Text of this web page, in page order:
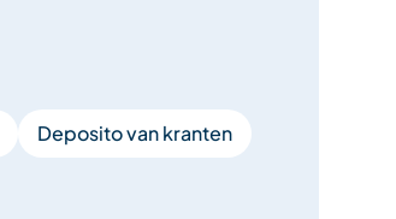
Deposito van kranten